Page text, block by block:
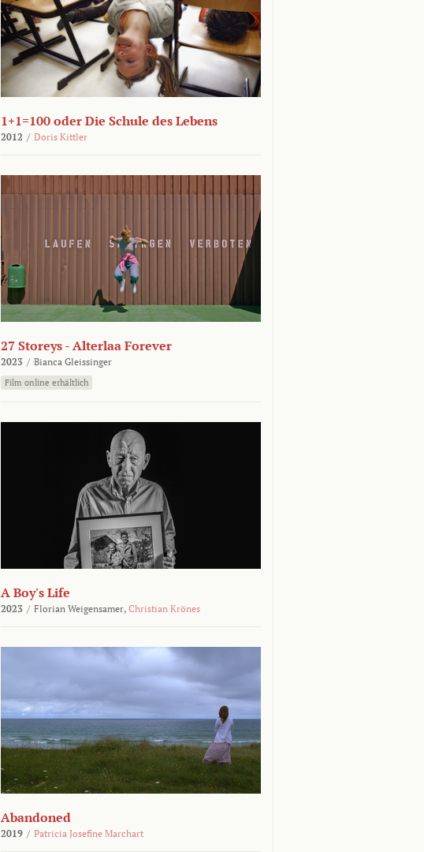
1+1=100 oder Die Schule des Lebens
2012 / Doris Kittler
27 Storeys - Alterlaa Forever
2023 / Bianca Gleissinger
Film online erhältlich
A Boy's Life
2023 / Florian Weigensamer, Christian Krönes
Abandoned
2019 / Patricia Josefine Marchart